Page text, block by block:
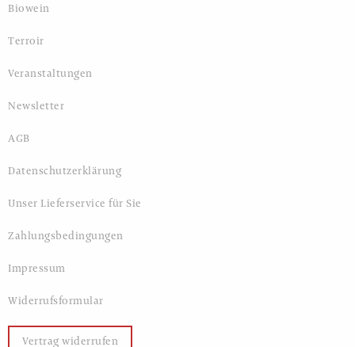
Biowein
Terroir
Veranstaltungen
Newsletter
AGB
Datenschutzerklärung
Unser Lieferservice für Sie
Zahlungsbedingungen
Impressum
Widerrufsformular
Vertrag widerrufen